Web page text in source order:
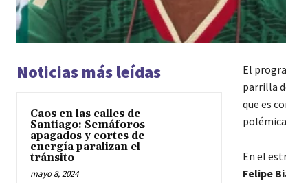
Noticias más leídas
Caos en las calles de
Santiago: Semáforos
apagados y cortes de
energía paralizan el
tránsito
mayo 8, 2024
El
parrilla
que es
En el
Felipe